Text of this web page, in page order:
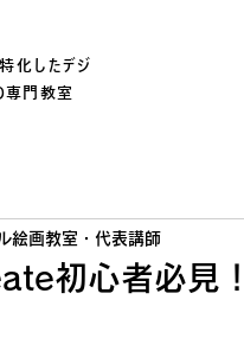
化したデジ
専門教室
初心者必見
絵画教室・代表講師